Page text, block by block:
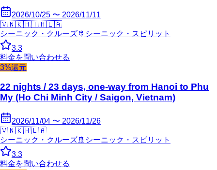
2026/10/25 〜 2026/11/11
🇻🇳🇰🇭🇹🇭🇱🇦
シーニック・クルーズ🚢 シーニック・スピリット
3.3
料金を問い合わせる
3%還元
22 nights / 23 days, one-way from Hanoi to Phu
My (Ho Chi Minh City / Saigon, Vietnam)
2026/11/04 〜 2026/11/26
🇻🇳🇰🇭🇱🇦
シーニック・クルーズ🚢 シーニック・スピリット
3.3
料金を問い合わせる